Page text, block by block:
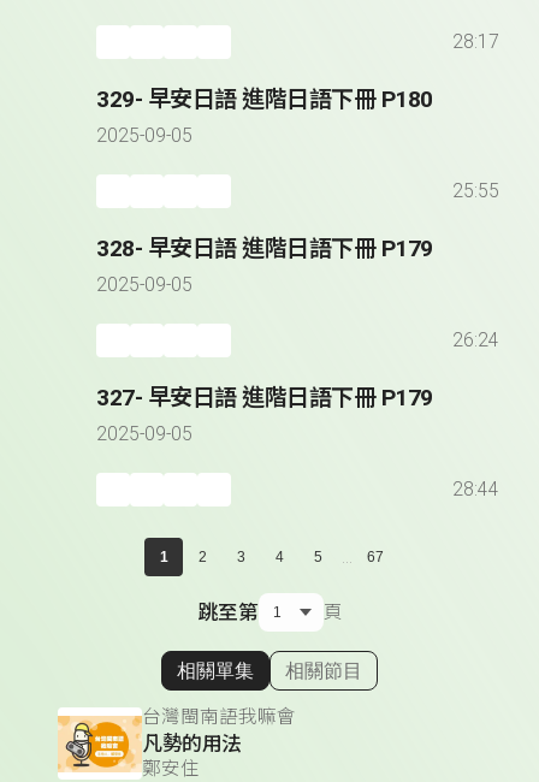
28:17
329- 早安日語 進階日語下冊 P180
2025-09-05
25:55
328- 早安日語 進階日語下冊 P179
2025-09-05
26:24
327- 早安日語 進階日語下冊 P179
2025-09-05
28:44
1 2 3 4 5 ... 67
跳至第 頁
顯示相關單集
相關單集 相關節目
台灣閩南語我嘛會
凡勢的用法
鄭安住